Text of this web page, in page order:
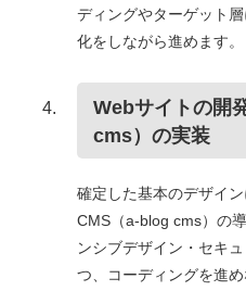
ディングやターゲット
化をしながら進めます。
Webサイトの開
cms）の実装
確定した基本のデザイ
CMS（a-blog cms）の
ンシブデザイン・セキ
つ、コーディングを進